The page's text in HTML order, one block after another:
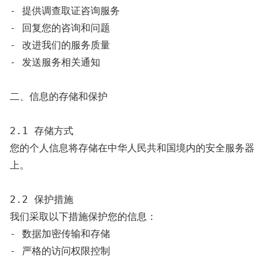
- 提供调查取证咨询服务
- 回复您的咨询和问题
- 改进我们的服务质量
- 发送服务相关通知
二、信息的存储和保护
2.1 存储方式
您的个人信息将存储在中华人民共和国境内的安全服务器
上。
2.2 保护措施
我们采取以下措施保护您的信息：
- 数据加密传输和存储
- 严格的访问权限控制